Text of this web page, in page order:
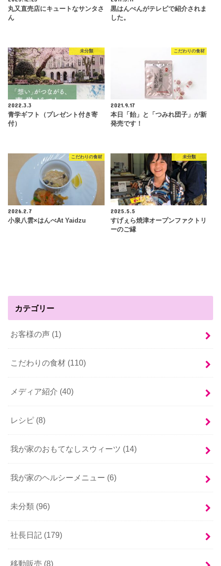
丸又直売店にキュートなサンタさ
ん
黒はんぺんがテレビで紹介されま
した。
未分類
2022.3.3
青学ギフト（プレゼント付き寄
付）
こだわりの食材
2021.9.17
本日「飴」と「つみれ団子」が新
発売です！
こだわりの食材
2026.2.7
小泉八雲×はんべAt Yaidzu
未分類
2025.5.5
すげぇら焼津オープンファクトリ
ーのご縁
カテゴリー
お客様の声 (1)
こだわりの食材 (110)
メディア紹介 (40)
レシピ (8)
我が家のおもてなしスウィーツ (14)
我が家のヘルシーメニュー (6)
未分類 (96)
社長日記 (179)
移動販売 (8)